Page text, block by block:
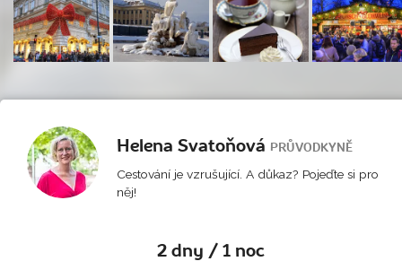
Helena Svatoňová PRŮVODKYNĚ
Cestování je vzrušující. A důkaz? Pojeďte si pro
něj!
2 dny / 1 noc